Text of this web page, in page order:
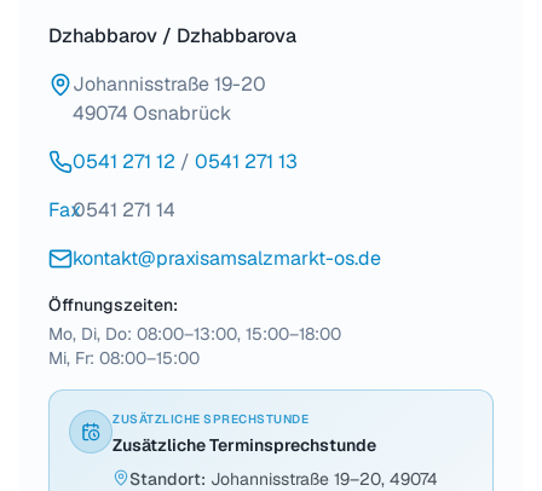
Dzhabbarov / Dzhabbarova
Johannisstraße 19-20
49074 Osnabrück
0541 271 12 / 0541 271 13
Fax0541 271 14
kontakt@praxisamsalzmarkt-os.de
Öffnungszeiten:
Mo, Di, Do: 08:00–13:00, 15:00–18:00
Mi, Fr: 08:00–15:00
ZUSÄTZLICHE SPRECHSTUNDE
Zusätzliche Terminsprechstunde
Standort: Johannisstraße 19–20, 49074